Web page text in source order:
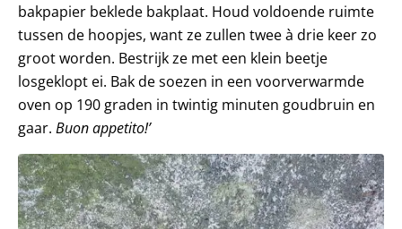
bakpapier beklede bakplaat. Houd voldoende ruimte
tussen de hoopjes, want ze zullen twee à drie keer zo
groot worden. Bestrijk ze met een klein beetje
losgeklopt ei. Bak de soezen in een voorverwarmde
oven op 190 graden in twintig minuten goudbruin en
gaar. Buon appetito!’